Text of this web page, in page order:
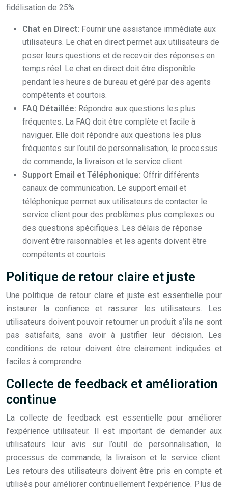
fidélisation de 25%.
Chat en Direct: Fournir une assistance immédiate aux
utilisateurs. Le chat en direct permet aux utilisateurs de
poser leurs questions et de recevoir des réponses en
temps réel. Le chat en direct doit être disponible
pendant les heures de bureau et géré par des agents
compétents et courtois.
FAQ Détaillée: Répondre aux questions les plus
fréquentes. La FAQ doit être complète et facile à
naviguer. Elle doit répondre aux questions les plus
fréquentes sur l’outil de personnalisation, le processus
de commande, la livraison et le service client.
Support Email et Téléphonique: Offrir différents
canaux de communication. Le support email et
téléphonique permet aux utilisateurs de contacter le
service client pour des problèmes plus complexes ou
des questions spécifiques. Les délais de réponse
doivent être raisonnables et les agents doivent être
compétents et courtois.
Politique de retour claire et juste
Une politique de retour claire et juste est essentielle pour
instaurer la confiance et rassurer les utilisateurs. Les
utilisateurs doivent pouvoir retourner un produit s’ils ne sont
pas satisfaits, sans avoir à justifier leur décision. Les
conditions de retour doivent être clairement indiquées et
faciles à comprendre.
Collecte de feedback et amélioration
continue
La collecte de feedback est essentielle pour améliorer
l’expérience utilisateur. Il est important de demander aux
utilisateurs leur avis sur l’outil de personnalisation, le
processus de commande, la livraison et le service client.
Les retours des utilisateurs doivent être pris en compte et
utilisés pour améliorer continuellement l’expérience. Plus de